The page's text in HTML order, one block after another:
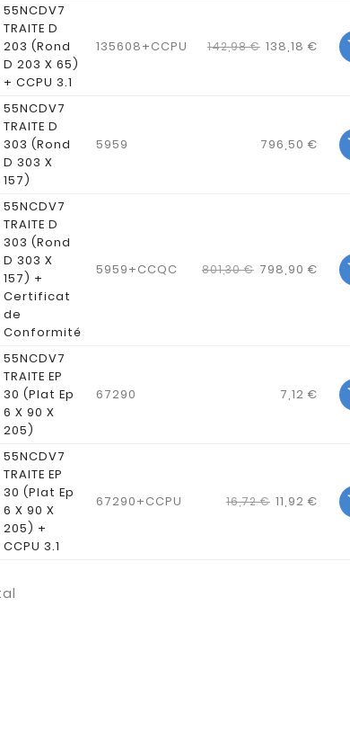
55NCDV7
TRAITE D
203 (Rond
D 203 X 65)
+ CCPU 3.1
135608+CCPU 142,98 € 138,18 €
55NCDV7
TRAITE D
303 (Rond
D 303 X
157)
5959 796,50 €
55NCDV7
TRAITE D
303 (Rond
D 303 X
157) +
Certificat
de
Conformité
5959+CCQC 801,30 € 798,90 €
55NCDV7
TRAITE EP
30 (Plat Ep
6 X 90 X
205)
67290 7,12 €
55NCDV7
TRAITE EP
30 (Plat Ep
6 X 90 X
205) +
CCPU 3.1
67290+CCPU 16,72 € 11,92 €